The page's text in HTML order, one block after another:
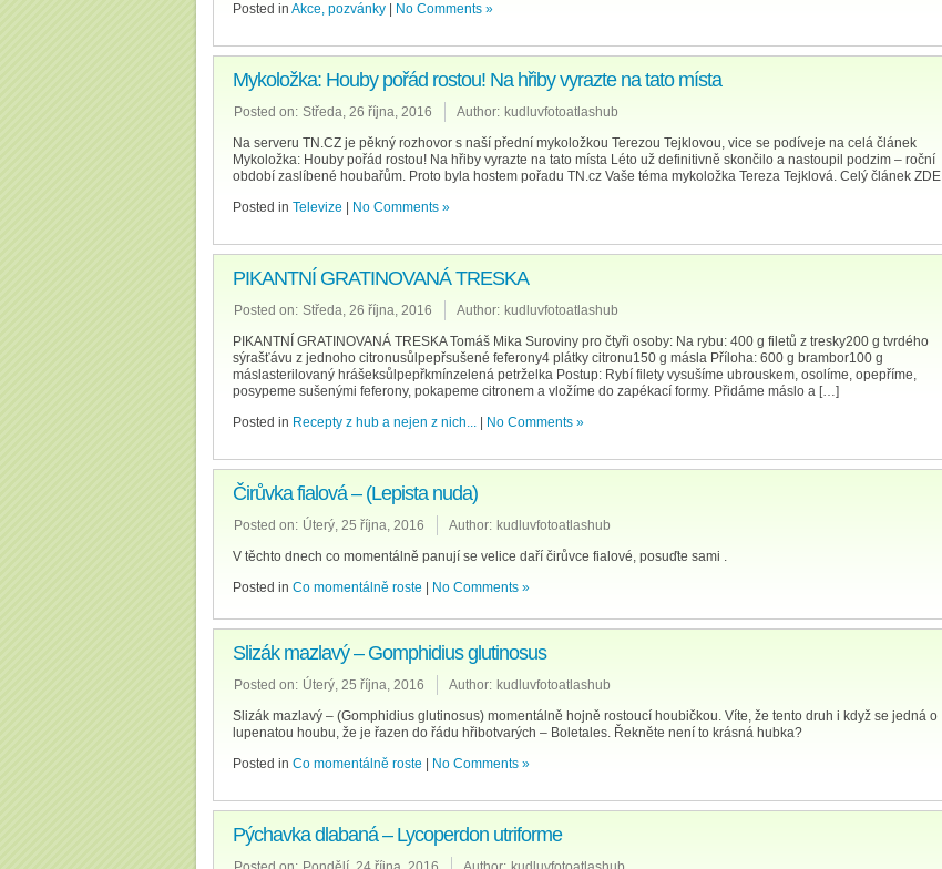
Posted in Akce, pozvánky No Comments »
Mykoložka: Houby pořád rostou! Na hřiby vyrazte na tato místa
Posted on: Středa, 26 října, 2016 Author: kudluvfotoatlashub
Na serveru TN.CZ je pěkný rozhovor s naší přední mykoložkou Terezou Tejklovou, vice se podíveje na celá článek
Mykoložka: Houby pořád rostou! Na hřiby vyrazte na tato místa Léto už definitivně skončilo a nastoupil podzim – roční
období zaslíbené houbařům. Proto byla hostem pořadu TN.cz Vaše téma mykoložka Tereza Tejklová. Celý článek ZDE
Posted in Televize No Comments »
PIKANTNÍ GRATINOVANÁ TRESKA
Posted on: Středa, 26 října, 2016 Author: kudluvfotoatlashub
PIKANTNÍ GRATINOVANÁ TRESKA Tomáš Mika Suroviny pro čtyři osoby: Na rybu: 400 g filetů z tresky200 g tvrdého
sýrašťávu z jednoho citronusůlpepřsušené feferony4 plátky citronu150 g másla Příloha: 600 g brambor100 g
máslasterilovaný hrášeksůlpepřkmínzelená petrželka Postup: Rybí filety vysušíme ubrouskem, osolíme, opepříme,
posypeme sušenými feferony, pokapeme citronem a vložíme do zapékací formy. Přidáme máslo a […]
Posted in Recepty z hub a nejen z nich... No Comments »
Čirůvka fialová – (Lepista nuda)
Posted on: Úterý, 25 října, 2016 Author: kudluvfotoatlashub
V těchto dnech co momentálně panují se velice daří čirůvce fialové, posuďte sami .
Posted in Co momentálně roste No Comments »
Slizák mazlavý – Gomphidius glutinosus
Posted on: Úterý, 25 října, 2016 Author: kudluvfotoatlashub
Slizák mazlavý – (Gomphidius glutinosus) momentálně hojně rostoucí houbičkou. Víte, že tento druh i když se jedná o
lupenatou houbu, že je řazen do řádu hřibotvarých – Boletales. Řekněte není to krásná hubka?
Posted in Co momentálně roste No Comments »
Pýchavka dlabaná – Lycoperdon utriforme